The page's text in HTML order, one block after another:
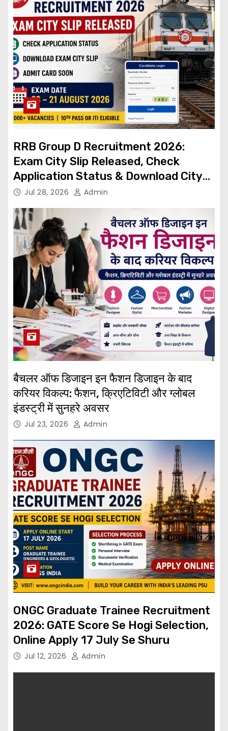
RRB Group D Recruitment 2026:
Exam City Slip Released, Check
Application Status & Download City
Intimation Slip
Jul 28, 2026 Admin
बैचलर ऑफ डिजाइन इन फैशन डिजाइन के बाद
करियर विकल्प: फैशन, क्रिएटिविटी और ग्लोबल
इंडस्ट्री में सुनहरे अवसर
Jul 23, 2026 Admin
ONGC Graduate Trainee Recruitment
2026: GATE Score Se Hogi Selection,
Online Apply 17 July Se Shuru
Jul 12, 2026 Admin